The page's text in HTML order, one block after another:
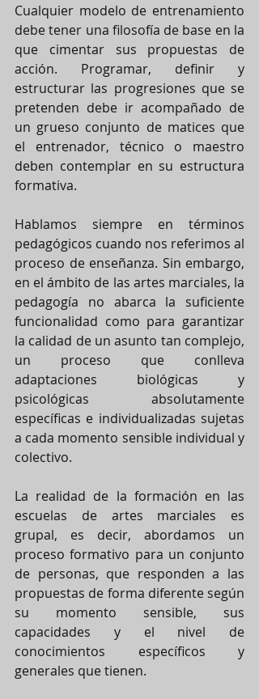
Cualquier modelo de entrenamiento
debe tener una filosofía de base en la
que cimentar sus propuestas de
acción. Programar, definir y
estructurar las progresiones que se
pretenden debe ir acompañado de
un grueso conjunto de matices que
el entrenador, técnico o maestro
deben contemplar en su estructura
formativa.
Hablamos siempre en términos
pedagógicos cuando nos referimos al
proceso de enseñanza. Sin embargo,
en el ámbito de las artes marciales, la
pedagogía no abarca la suficiente
funcionalidad como para garantizar
la calidad de un asunto tan complejo,
un proceso que conlleva
adaptaciones biológicas y
psicológicas absolutamente
específicas e individualizadas sujetas
a cada momento sensible individual y
colectivo.
La realidad de la formación en las
escuelas de artes marciales es
grupal, es decir, abordamos un
proceso formativo para un conjunto
de personas, que responden a las
propuestas de forma diferente según
su momento sensible, sus
capacidades y el nivel de
conocimientos específicos y
generales que tienen.